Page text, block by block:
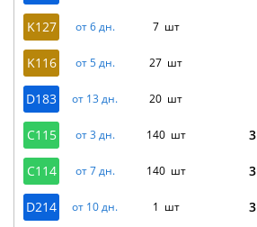
K127 от 6 дн. 7 шт
K116 от 5 дн. 27 шт
D183 от 13 дн. 20 шт
C115 от 3 дн. 140 шт
C114 от 7 дн. 140 шт
D214 от 10 дн. 1 шт